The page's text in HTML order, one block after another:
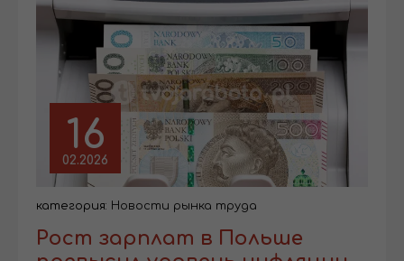
16
02.2026
категория: Новости рынка труда
Рост зарплат в Польше